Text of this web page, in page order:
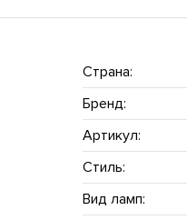
Страна:
Бренд:
Артикул:
Стиль:
Вид ламп: